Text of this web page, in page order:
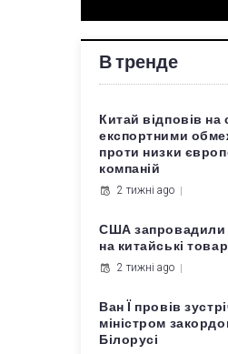
В тренде
Китай відповів на
експортними
проти низки
компаній
2 тижні ago
США запровадили
на китайські
2 тижні ago
Ван Ї провів
міністром
Білорусі